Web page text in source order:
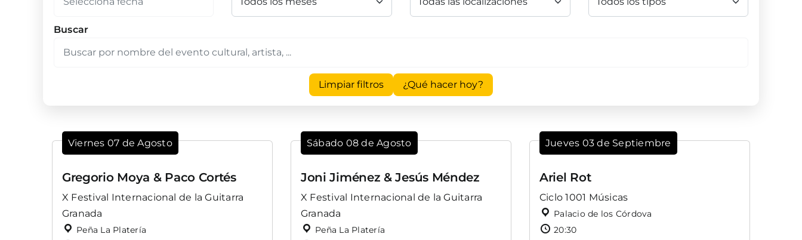
Buscar
Limpiar filtros ¿Qué hacer hoy?
Viernes 07 de Agosto
Gregorio Moya & Paco Cortés
X Festival Internacional de la Guitarra
Granada
Peña La Platería
Sábado 08 de Agosto
Joni Jiménez & Jesús Méndez
X Festival Internacional de la Guitarra
Granada
Peña La Platería
Jueves 03 de Septiembre
Ariel Rot
Ciclo 1001 Músicas
Palacio de los Córdova
20:30